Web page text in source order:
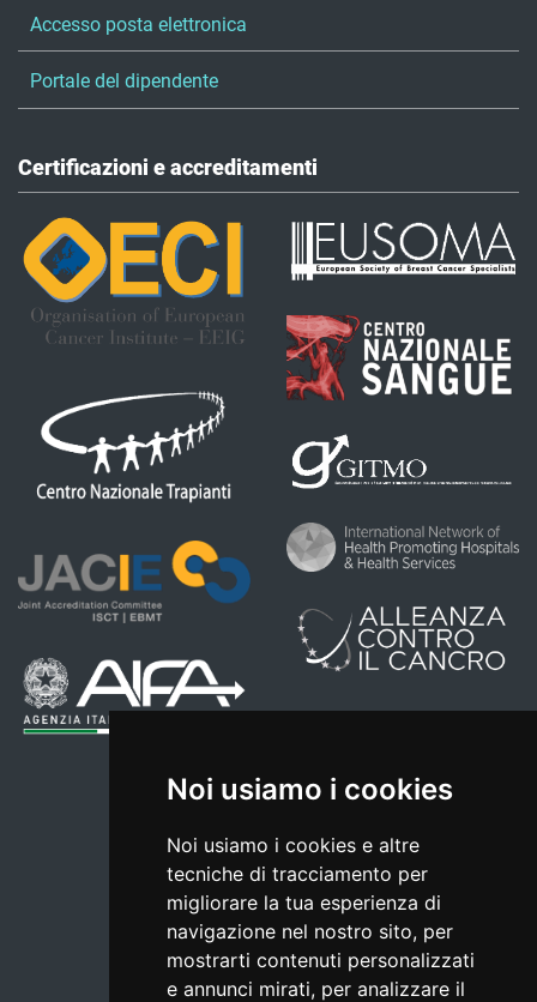
Noi usiamo i cookies
Noi usiamo i cookies e altre
tecniche di tracciamento per
migliorare la tua esperienza di
navigazione nel nostro sito, per
mostrarti contenuti personalizzati
e annunci mirati, per analizzare il
Accesso posta elettronica
Portale del dipendente
Certificazioni e accreditamenti